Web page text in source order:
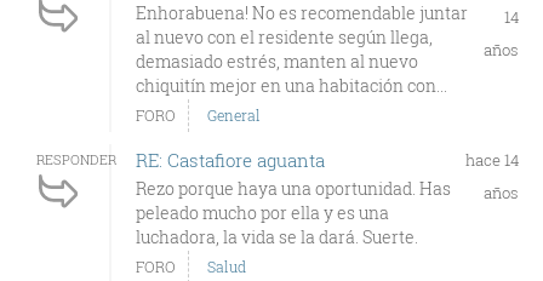
Enhorabuena! No es recomendable juntar
al nuevo con el residente según llega,
demasiado estrés, manten al nuevo
chiquitín mejor en una habitación con...
14
años
FORO General
RESPONDER RE: Castafiore aguanta
Rezo porque haya una oportunidad. Has
peleado mucho por ella y es una
luchadora, la vida se la dará. Suerte.
hace 14
años
FORO Salud